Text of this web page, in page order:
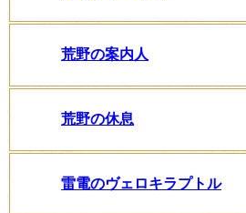
荒野の案内人
荒野の休息
雷電のヴェロキラプトル